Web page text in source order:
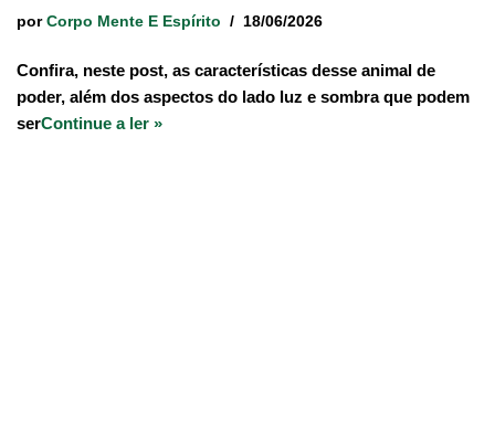
por Corpo Mente E Espírito 18/06/2026
Confira, neste post, as características desse animal de
poder, além dos aspectos do lado luz e sombra que podem
serContinue a ler »